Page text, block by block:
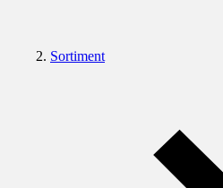
Sortiment